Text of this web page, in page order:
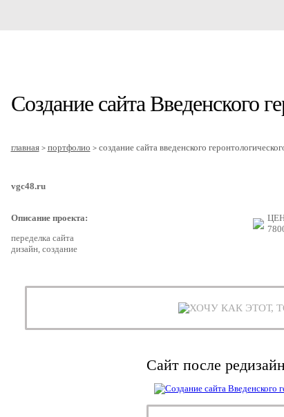
Создание сайта Введенского
главная > портфолио > создание сайта введенского
vgc48.ru
Описание проекта:
переделка сайта
дизайн, создание
ХОЧУ КАК ЭТОТ,
Сайт после